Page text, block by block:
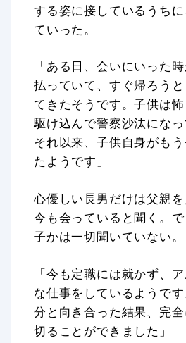
する姿に接しているうち
ていった。
「ある日、会いにいった
払っていて、すぐ帰ろう
てきたそうです。子供は
駆け込んで警察沙汰にな
それ以来、子供自身がも
たようです」
心優しい長男だけは父親を
今も会っていると聞く。
子かは一切聞いていない。
「今も定職には就かず、
な仕事をしているようで
分と向き合った結果、完
切ることができました」